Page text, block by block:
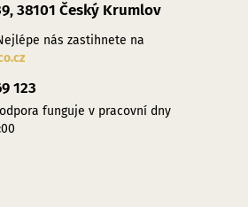
38101 Český Krumlov
nás zastihnete na
123
funguje v pracovní dny